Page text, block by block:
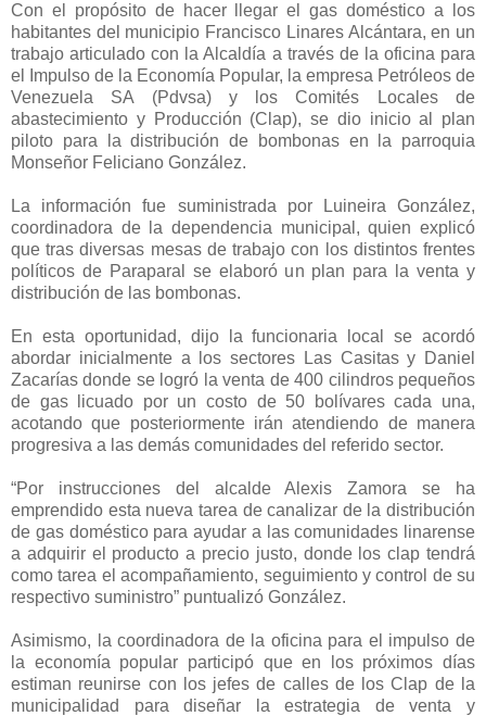
Con el propósito de hacer llegar el gas doméstico a los
habitantes del municipio Francisco Linares Alcántara, en un
trabajo articulado con la Alcaldía a través de la oficina para
el Impulso de la Economía Popular, la empresa Petróleos de
Venezuela SA (Pdvsa) y los Comités Locales de
abastecimiento y Producción (Clap), se dio inicio al plan
piloto para la distribución de bombonas en la parroquia
Monseñor Feliciano González.
La información fue suministrada por Luineira González,
coordinadora de la dependencia municipal, quien explicó
que tras diversas mesas de trabajo con los distintos frentes
políticos de Paraparal se elaboró un plan para la venta y
distribución de las bombonas.
En esta oportunidad, dijo la funcionaria local se acordó
abordar inicialmente a los sectores Las Casitas y Daniel
Zacarías donde se logró la venta de 400 cilindros pequeños
de gas licuado por un costo de 50 bolívares cada una,
acotando que posteriormente irán atendiendo de manera
progresiva a las demás comunidades del referido sector.
“Por instrucciones del alcalde Alexis Zamora se ha
emprendido esta nueva tarea de canalizar de la distribución
de gas doméstico para ayudar a las comunidades linarense
a adquirir el producto a precio justo, donde los clap tendrá
como tarea el acompañamiento, seguimiento y control de su
respectivo suministro” puntualizó González.
Asimismo, la coordinadora de la oficina para el impulso de
la economía popular participó que en los próximos días
estiman reunirse con los jefes de calles de los Clap de la
municipalidad para diseñar la estrategia de venta y